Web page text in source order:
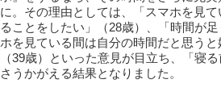
に。その理由としては、「スマホを見
ることをしたい」（28歳）、「時間が
ホを見ている間は自分の時間だと思う
（39歳）といった意見が目立ち、「寝
さうかがえる結果となりました。